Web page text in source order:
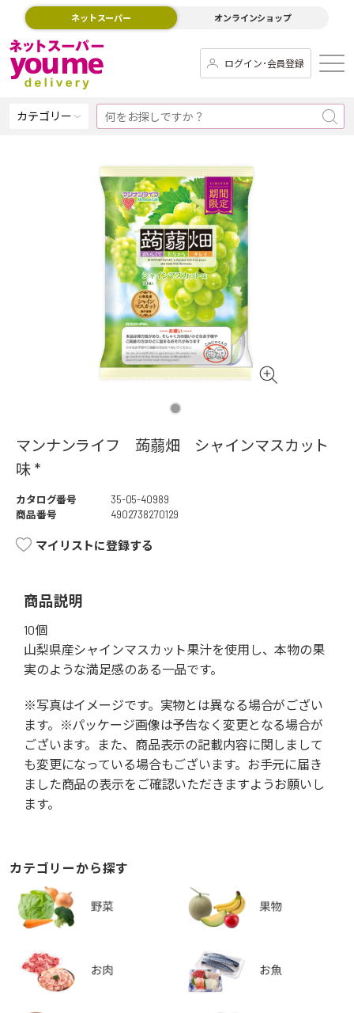
ネットスーパー オンラインショップ
ログイン･会員登録
カテゴリー
マンナンライフ 蒟蒻畑 シャインマスカット
味 *
カタログ番号
35-05-40989
商品番号
4902738270129
マイリストに登録する
商品説明
10個
山梨県産シャインマスカット果汁を使用し、本物の果
実のような満足感のある一品です。
※写真はイメージです。実物とは異なる場合がござい
ます。※パッケージ画像は予告なく変更となる場合が
ございます。また、商品表示の記載内容に関しまして
も変更になっている場合もございます。お手元に届き
ました商品の表示をご確認いただきますようお願いし
ます。
カテゴリーから探す